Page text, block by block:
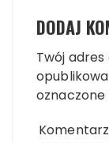
DODAJ
Twój
oznaczone
Komentarz